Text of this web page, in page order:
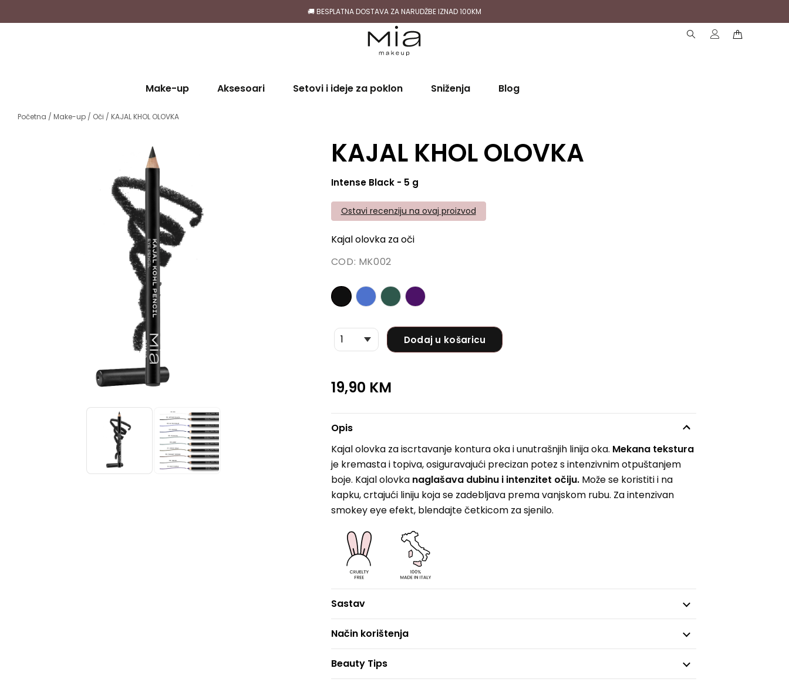
🚚 BESPLATNA DOSTAVA ZA NARUDŽBE IZNAD 100KM
Make-up Aksesoari Setovi i ideje za poklon Sniženja Blog
Početna / Make-up / Oči / KAJAL KHOL OLOVKA
KAJAL KHOL OLOVKA
Intense Black - 5 g
Ostavi recenziju na ovaj proizvod
19,90 KM
Kajal olovka za oči
COD: MK002
Dodaj u košaricu
Opis
Kajal olovka za iscrtavanje kontura oka i unutrašnjih linija oka. Mekana tekstura
je kremasta i topiva, osiguravajući precizan potez s intenzivnim otpuštanjem
boje. Kajal olovka naglašava dubinu i intenzitet očiju.Može se koristiti i na
kapku, crtajući liniju koja se zadebljava prema vanjskom rubu. Za intenzivan
smokey eye efekt, blendajte četkicom za sjenilo.
Sastav
Način korištenja
Beauty Tips